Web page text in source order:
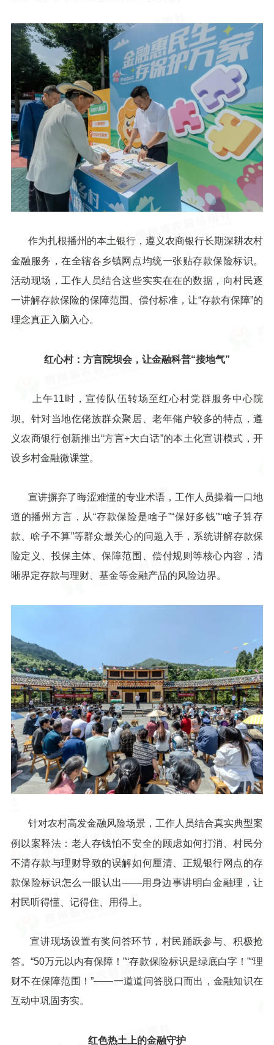
作为扎根播州的本土银行，遵义农商银行长期深耕农村
金融服务，在全辖各乡镇网点均统一张贴存款保险标识。
活动现场，工作人员结合这些实实在在的数据，向村民逐
一讲解存款保险的保障范围、偿付标准，让“存款有保障”的
理念真正入脑入心。
红心村：方言院坝会，让金融科普“接地气”
上午11时，宣传队伍转场至红心村党群服务中心院
坝。针对当地仡佬族群众聚居、老年储户较多的特点，遵
义农商银行创新推出“方言+大白话”的本土化宣讲模式，开
设乡村金融微课堂。
宣讲摒弃了晦涩难懂的专业术语，工作人员操着一口地
道的播州方言，从“存款保险是啥子”“保好多钱”“啥子算存
款、啥子不算”等群众最关心的问题入手，系统讲解存款保
险定义、投保主体、保障范围、偿付规则等核心内容，清
晰界定存款与理财、基金等金融产品的风险边界。
针对农村高发金融风险场景，工作人员结合真实典型案
例以案释法：老人存钱怕不安全的顾虑如何打消、村民分
不清存款与理财导致的误解如何厘清、正规银行网点的存
款保险标识怎么一眼认出——用身边事讲明白金融理，让
村民听得懂、记得住、用得上。
宣讲现场设置有奖问答环节，村民踊跃参与、积极抢
答。“50万元以内有保障！”“存款保险标识是绿底白字！”“理
财不在保障范围！”——一道道问答脱口而出，金融知识在
互动中巩固夯实。
红色热土上的金融守护